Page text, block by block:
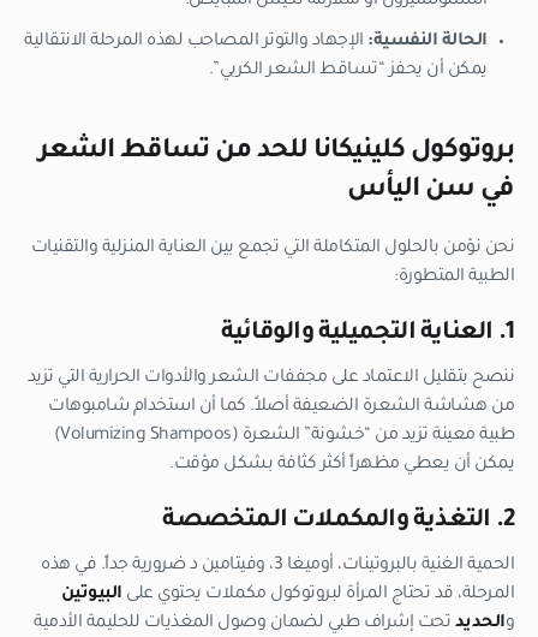
الحالة النفسية: الإجهاد والتوتر المصاحب لهذه المرحلة الانتقالية
يمكن أن يحفز “تساقط الشعر الكربي”.
بروتوكول كلينيكانا للحد من تساقط الشعر
في سن اليأس
نحن نؤمن بالحلول المتكاملة التي تجمع بين العناية المنزلية والتقنيات
الطبية المتطورة:
1. العناية التجميلية والوقائية
ننصح بتقليل الاعتماد على مجففات الشعر والأدوات الحرارية التي تزيد
من هشاشة الشعرة الضعيفة أصلاً. كما أن استخدام شامبوهات
طبية معينة تزيد من “خشونة” الشعرة (Volumizing Shampoos)
يمكن أن يعطي مظهراً أكثر كثافة بشكل مؤقت.
2. التغذية والمكملات المتخصصة
الحمية الغنية بالبروتينات، أوميغا 3، وفيتامين د ضرورية جداً. في هذه
المرحلة، قد تحتاج المرأة لبروتوكول مكملات يحتوي على البيوتين
والحديد تحت إشراف طبي لضمان وصول المغذيات للحليمة الأدمية